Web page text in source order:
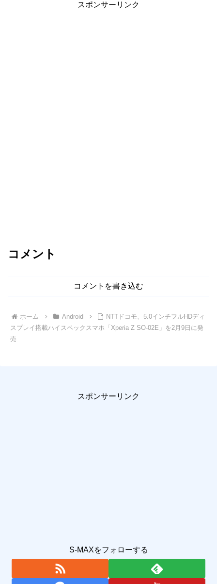
スポンサーリンク
コメント
コメントを書き込む
ホーム Android
NTTドコモ、5.0インチフルHDディ
スプレイ搭載ハイスペックスマホ「Xperia Z SO-02E」を2月9日に発
売
スポンサーリンク
S-MAXをフォローする